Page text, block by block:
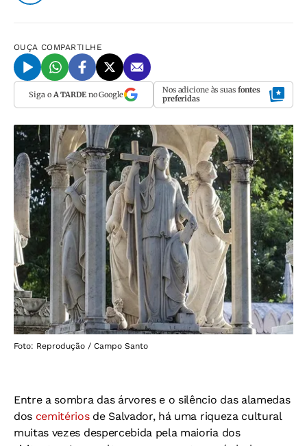
OUÇA COMPARTILHE
Siga o A TARDEno Google Nos adicione às suas fontes
preferidas
Foto: Reprodução / Campo Santo
Entre a sombra das árvores e o silêncio das alamedas
dos cemitériosde Salvador, há uma riqueza cultural
muitas vezes despercebida pela maioria dos